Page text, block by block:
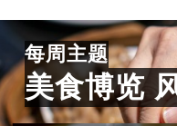
每周主题
美食博览